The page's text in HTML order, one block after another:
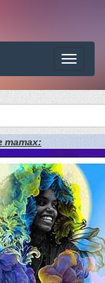
Цэс
татах: